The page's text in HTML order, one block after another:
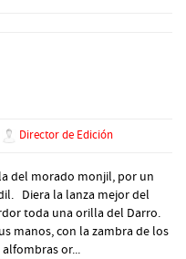
Director de Edición
del morado monjil, por un
Diera la lanza mejor del
toda una orilla del Darro.
manos, con la zambra de los
or...